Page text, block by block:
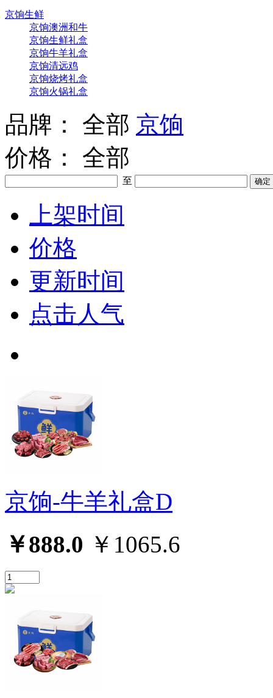
京饷生鲜
京饷澳洲和牛
京饷生鲜礼盒
京饷牛羊礼盒
京饷清远鸡
京饷烧烤礼盒
京饷火锅礼盒
品牌： 全部 京饷
价格： 全部
至
上架时间
价格
更新时间
点击人气
京饷-牛羊礼盒D
￥888.0 ￥1065.6